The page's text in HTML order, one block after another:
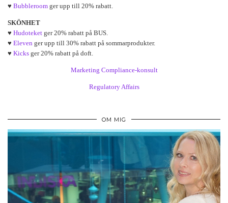
♥ Bubbleroom ger upp till 20% rabatt.
SKÖNHET
♥ Hudoteket ger 20% rabatt på BUS.
♥ Eleven ger upp till 30% rabatt på sommarprodukter.
♥ Kicks ger 20% rabatt på doft.
Marketing Compliance-konsult
Regulatory Affairs
OM MIG